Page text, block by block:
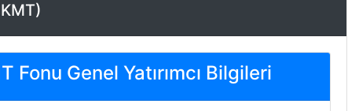
Fonu Genel Yatırımcı Bilgileri